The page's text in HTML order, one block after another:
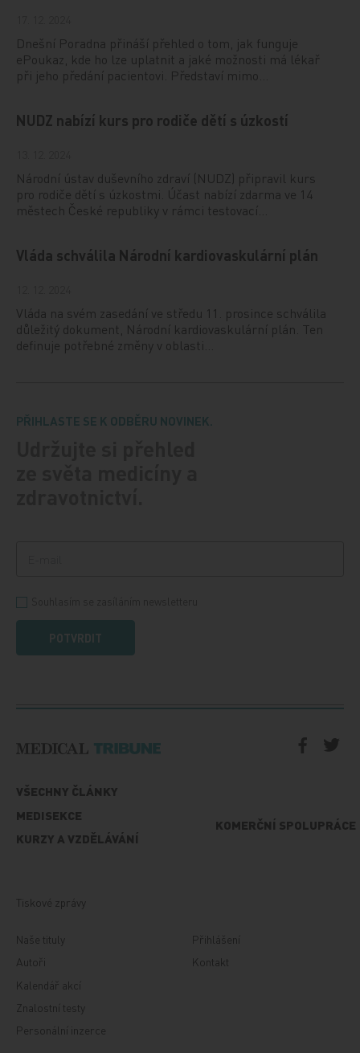
Dnešní Poradna přináší přehled o tom, jak funguje
ePoukaz, kde ho lze uplatnit a jaké možnosti má lékař
při jeho předání pacientovi. Představí mimo…
NUDZ nabízí kurs pro rodiče dětí s úzkostí
Národní ústav duševního zdraví (NUDZ) připravil kurs
pro rodiče dětí s úzkostmi. Účast nabízí zdarma ve 14
městech České republiky v rámci testovací…
Vláda schválila Národní kardiovaskulární plán
Vláda na svém zasedání ve středu 11. prosince schválila
důležitý dokument, Národní kardiovaskulární plán. Ten
definuje potřebné změny v oblasti…
PŘIHLASTE SE K ODBĚRU NOVINEK.
POTVRDIT
VŠECHNY ČLÁNKY
MEDISEKCE
KURZY A VZDĚLÁVÁNÍ
KOMERČNÍ SPOLUPRÁCE
Tiskové zprávy
Naše tituly
Autoři
Kalendář akcí
Znalostní testy
Personální inzerce
Přihlášení
Kontakt